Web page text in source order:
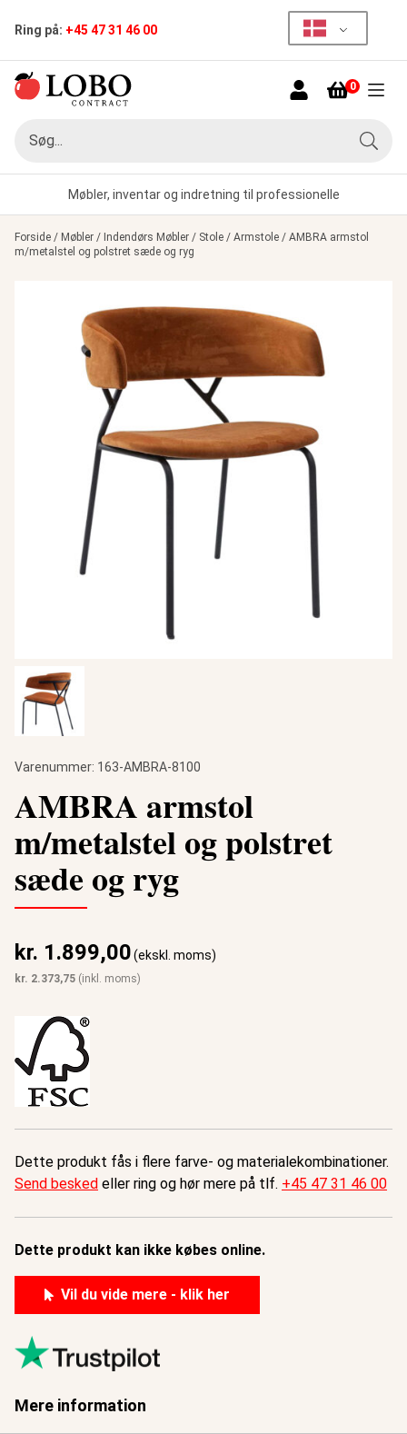
Ring på: +45 47 31 46 00
0
Menu
Søg
Møbler, inventar og indretning til professionelle
Forside / Møbler / Indendørs Møbler / Stole / Armstole / AMBRA armstol
m/metalstel og polstret sæde og ryg
Varenummer: 163-AMBRA-8100
AMBRA armstol
m/metalstel og polstret
sæde og ryg
kr. 1.899,00(ekskl. moms)
kr. 2.373,75 (inkl. moms)
Dette produkt fås i flere farve- og materialekombinationer.
Send besked eller ring og hør mere på tlf. +45 47 31 46 00
Dette produkt kan ikke købes online.
Vil du vide mere - klik her
Mere information